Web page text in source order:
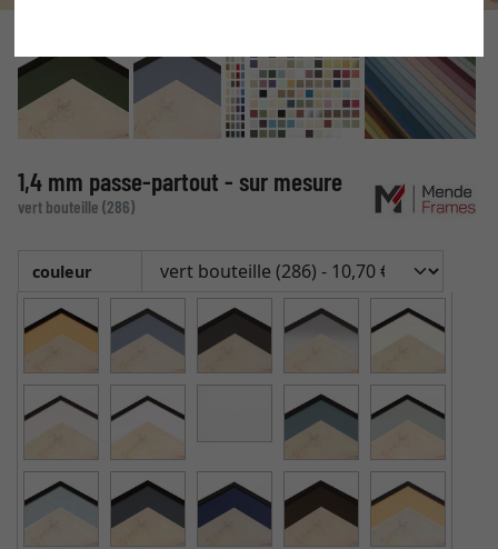
1,4 mm passe-partout - sur mesure
vert bouteille (286)
couleur